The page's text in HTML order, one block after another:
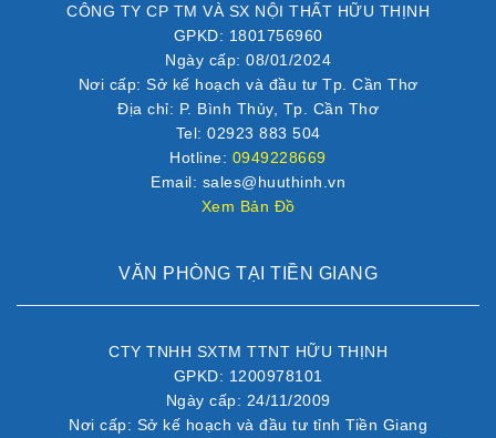
CÔNG TY CP TM VÀ SX NỘI THẤT HỮU THỊNH
GPKD: 1801756960
Ngày cấp: 08/01/2024
Nơi cấp: Sở kế hoạch và đầu tư Tp. Cần Thơ
Địa chỉ: P. Bình Thủy, Tp. Cần Thơ
Tel: 02923 883 504
Hotline: 0949228669
Email: sales@huuthinh.vn
Xem Bản Đồ
VĂN PHÒNG TẠI TIỀN GIANG
CTY TNHH SXTM TTNT HỮU THỊNH
GPKD: 1200978101
Ngày cấp: 24/11/2009
Nơi cấp: Sở kế hoạch và đầu tư tỉnh Tiền Giang